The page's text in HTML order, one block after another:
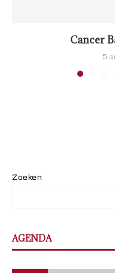
Cancer
5
Zoeken
AGENDA